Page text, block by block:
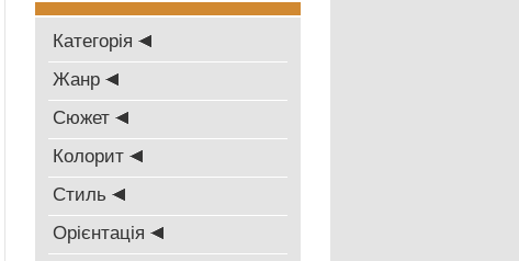
Категорія
Жанр
Сюжет
Колорит
Стиль
Oрієнтація